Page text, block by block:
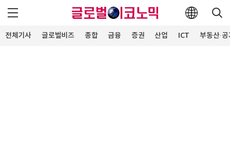
전체기사 글로벌비즈 종합 금융 증권 산업 ICT 부동산·